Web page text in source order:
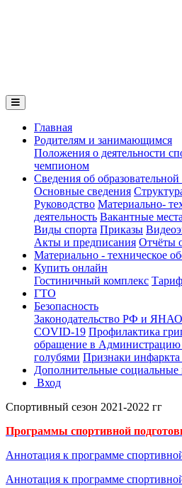
Главная
Родителям и занимающимся
Положения о деятельности
чемпионом
Сведения об
Основные сведения
Руководство Материально-
деятельность Вакантные
Виды спорта Приказы
Акты и предписания Отчёты
Материально - техническое
Купить онлайн
Гостиничный комплекс
ГТО
Безопасность
Законодательство РФ и ЯНАО
COVID-19 Профилактика
обращение в Администрацию
голубями Признаки инфаркта
Дополнительные
Вход
Спортивный сезон 2021-2022 гг
Программы спортивной
Аннотация к программе
Аннотация к программе